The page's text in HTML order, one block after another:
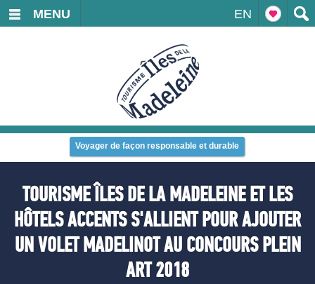
EN
MENU
Voyager de façon responsable et durable
TOURISME ÎLES DE LA MADELEINE ET LES
HÔTELS ACCENTS S'ALLIENT POUR AJOUTER
UN VOLET MADELINOT AU CONCOURS PLEIN
ART 2018